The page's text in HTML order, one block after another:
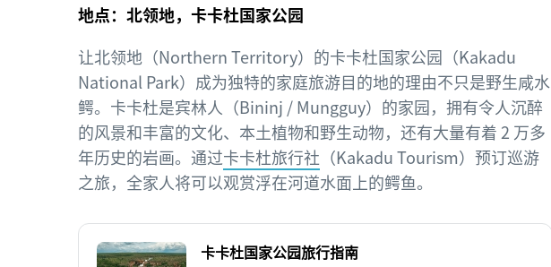
地点：北领地，卡卡杜国家公园
让北领地（Northern Territory）的卡卡杜国家公园（Kakadu
National Park）成为独特的家庭旅游目的地的理由不只是野生咸水
鳄。卡卡杜是宾林人（Bininj / Mungguy）的家园，拥有令人沉醉
的风景和丰富的文化、本土植物和野生动物，还有大量有着 2 万多
年历史的岩画。通过卡卡杜旅行社 （Kakadu Tourism）预订巡游
之旅，全家人将可以观赏浮在河道水面上的鳄鱼。
卡卡杜国家公园旅行指南